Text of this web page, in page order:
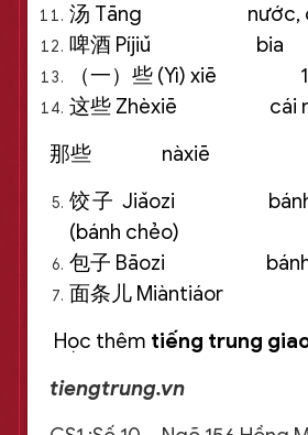
汤 Tāng nước,
啤酒 Píjiǔ bia
（一）些 (Yì) xiē 1
这些 Zhèxiē cái
那些 nàxiē
饺子 Jiǎozi bánh
(bánh chẻo)
包子 Bāozi bánh
面条儿 Miàntiáor
Học thêm tiếng trung
tiengtrung.vn